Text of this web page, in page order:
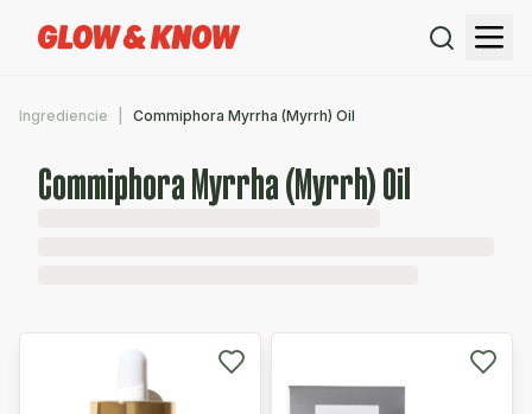
Ingrediencie Commiphora Myrrha (Myrrh) Oil
Commiphora Myrrha (Myrrh) Oil